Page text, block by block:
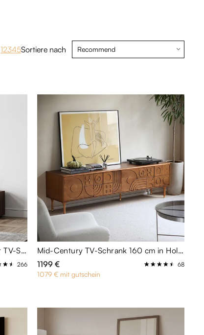
12345Sortiere nach
Aeolus-Moderner minimalistischer TV-Schrank 150 cm in Holz-Optik mit Lamellen-Design - Medienkonsole
266
Mid-Century TV-Schrank 160 cm in Holz-Optik mit Stauraum & hohen Metallbeinen - Medienkonsole
1199 €
68
1079 € mit gutschein